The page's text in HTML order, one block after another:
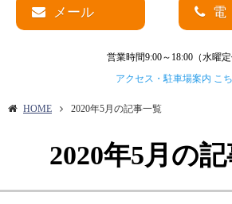
メール
営業時間9:00～18:00（水曜定
アクセス・駐車場案内 こ
HOME 2020年5月の記事一覧
2020年5月の